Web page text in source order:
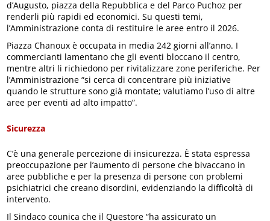
d’Augusto, piazza della Repubblica e del Parco Puchoz per
renderli più rapidi ed economici. Su questi temi,
l’Amministrazione conta di restituire le aree entro il 2026.
Piazza Chanoux è occupata in media 242 giorni all’anno. I
commercianti lamentano che gli eventi bloccano il centro,
mentre altri li richiedono per rivitalizzare zone periferiche. Per
l’Amministrazione “si cerca di concentrare più iniziative
quando le strutture sono già montate; valutiamo l’uso di altre
aree per eventi ad alto impatto”.
Sicurezza
C’è una generale percezione di insicurezza. È stata espressa
preoccupazione per l’aumento di persone che bivaccano in
aree pubbliche e per la presenza di persone con problemi
psichiatrici che creano disordini, evidenziando la difficoltà di
intervento.
Il Sindaco counica che il Questore “ha assicurato un